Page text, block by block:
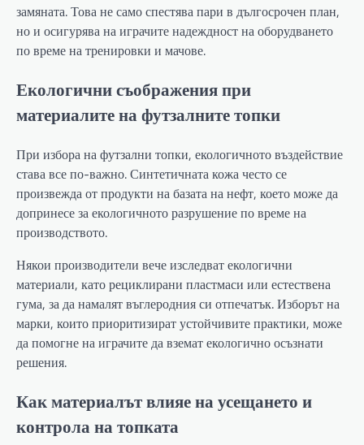
замяната. Това не само спестява пари в дългосрочен план,
но и осигурява на играчите надеждност на оборудването
по време на тренировки и мачове.
Екологични съображения при
материалите на футзалните топки
При избора на футзални топки, екологичното въздействие
става все по-важно. Синтетичната кожа често се
произвежда от продукти на базата на нефт, което може да
допринесе за екологичното разрушение по време на
производството.
Някои производители вече изследват екологични
материали, като рециклирани пластмаси или естествена
гума, за да намалят въглеродния си отпечатък. Изборът на
марки, които приоритизират устойчивите практики, може
да помогне на играчите да вземат екологично осъзнати
решения.
Как материалът влияе на усещането и
контрола на топката